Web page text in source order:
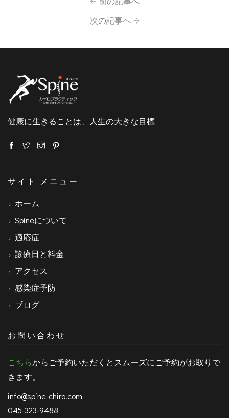
次の記事へ
健康に生きることは、人生の大きな目標
サイト メニュー
ホーム
Spineについて
適応症
診療日と料金
アクセス
感染症予防
ブログ
お問い合わせ
こちらからご予約いただくとスムーズにご予約がお取りで
きます。
info@spine-chiro.com
045-323-9488